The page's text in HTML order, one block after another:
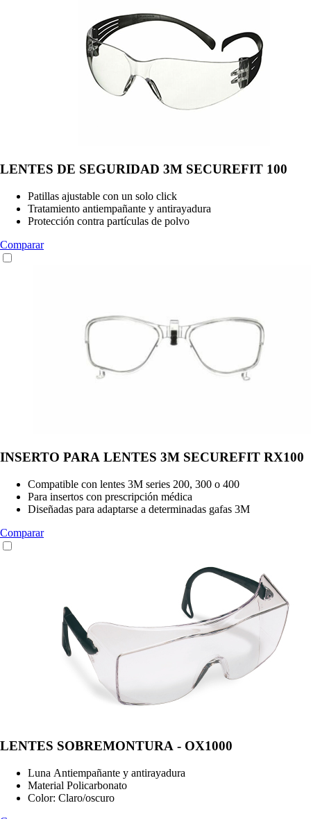
LENTES DE SEGURIDAD 3M SECUREFIT 100
Patillas ajustable con un solo click
Tratamiento antiempañante y antirayadura
Protección contra partículas de polvo
Comparar
INSERTO PARA LENTES 3M SECUREFIT RX100
Compatible con lentes 3M series 200, 300 o 400
Para insertos con prescripción médica
Diseñadas para adaptarse a determinadas gafas 3M
Comparar
LENTES SOBREMONTURA - OX1000
Luna Antiempañante y antirayadura
Material Policarbonato
Color: Claro/oscuro